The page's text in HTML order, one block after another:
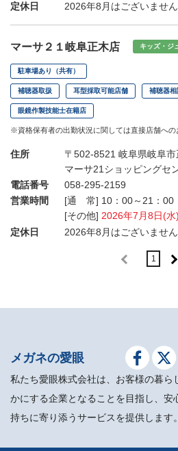
定休日
2026年8月はございません
マーサ２１岐阜正木店 キッズ・ジ
駐車場あり（共有）
補聴器取扱 耳型採取可能店舗 補聴器
眼鏡作製技能士在籍店
※資格保有者の出勤状況に関しては直接店舗への
住所
〒502-8521 岐阜県岐阜
マーサ21ショッピングセ
電話番号
058-295-2159
営業時間
[通 常] 10：00～21：00
[その他] 2026年7月8日(
定休日
2026年8月はございません
1
メガネの愛眼
私たち愛眼株式会社は、お客様の暮ら
かにする企業となることを目指し、安
持ちに寄り添うサービスを提供します。